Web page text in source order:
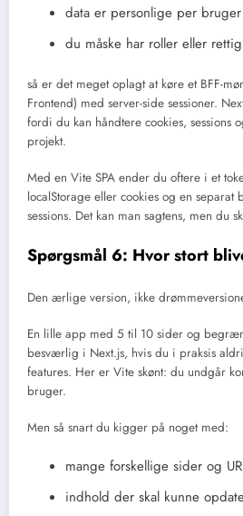
data er personlige per bruger
du måske har roller eller
så er det meget oplagt at køre et BFF-
Frontend) med server-side sessioner.
fordi du kan håndtere cookies, sessions
projekt.
Med en Vite SPA ender du oftere i et
localStorage eller cookies og en separat
sessions. Det kan man sagtens, men du
Spørgsmål 6: Hvor stort
Den ærlige version, ikke
En lille app med 5 til 10 sider og
besværlig i Next.js, hvis du i praksis
features. Her er Vite skønt: du undgår
bruger.
Men så snart du kigger på noget med:
mange forskellige sider og
indhold der skal kunne